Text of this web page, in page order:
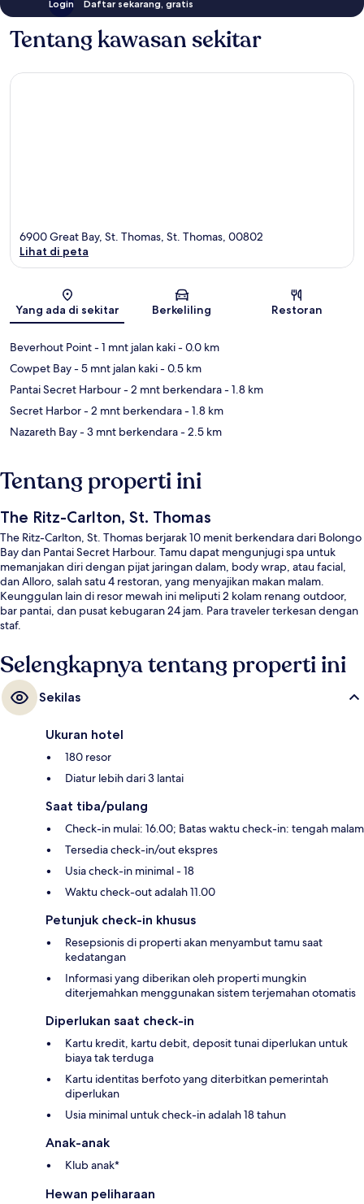
Login Daftar sekarang, gratis
Tentang kawasan sekitar
Peta
6900 Great Bay, St. Thomas, St. Thomas, 00802
Lihat di peta
Yang ada di sekitar Berkeliling Restoran
Beverhout Point- 1 mnt jalan kaki- 0.0 km
Cowpet Bay- 5 mnt jalan kaki- 0.5 km
Pantai Secret Harbour- 2 mnt berkendara- 1.8 km
Secret Harbor- 2 mnt berkendara- 1.8 km
Nazareth Bay- 3 mnt berkendara- 2.5 km
Tentang properti ini
The Ritz-Carlton, St. Thomas
The Ritz-Carlton, St. Thomas berjarak 10 menit berkendara dari Bolongo
Bay dan Pantai Secret Harbour. Tamu dapat mengunjugi spa untuk
memanjakan diri dengan pijat jaringan dalam, body wrap, atau facial,
dan Alloro, salah satu 4 restoran, yang menyajikan makan malam.
Keunggulan lain di resor mewah ini meliputi 2 kolam renang outdoor,
bar pantai, dan pusat kebugaran 24 jam. Para traveler terkesan dengan
staf.
Selengkapnya tentang properti ini
Sekilas
Ukuran hotel
180 resor
Diatur lebih dari 3 lantai
Saat tiba/pulang
Check-in mulai: 16.00; Batas waktu check-in: tengah malam
Tersedia check-in/out ekspres
Usia check-in minimal - 18
Waktu check-out adalah 11.00
Petunjuk check-in khusus
Resepsionis di properti akan menyambut tamu saat
kedatangan
Informasi yang diberikan oleh properti mungkin
diterjemahkan menggunakan sistem terjemahan otomatis
Diperlukan saat check-in
Kartu kredit, kartu debit, deposit tunai diperlukan untuk
biaya tak terduga
Kartu identitas berfoto yang diterbitkan pemerintah
diperlukan
Usia minimal untuk check-in adalah 18 tahun
Anak-anak
Klub anak*
Hewan peliharaan